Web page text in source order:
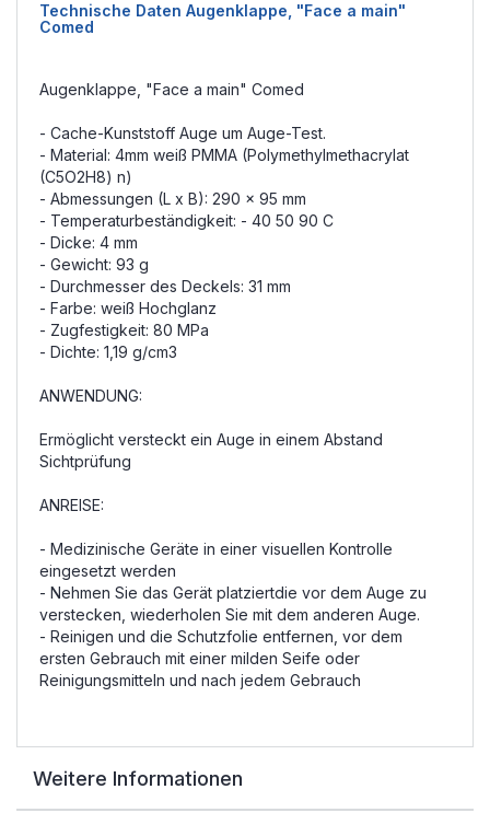
Technische Daten Augenklappe, "Face a main"
Comed
Augenklappe, "Face a main" Comed
- Cache-Kunststoff Auge um Auge-Test.
- Material: 4mm weiß PMMA (Polymethylmethacrylat
(C5O2H8) n)
- Abmessungen (L x B): 290 x 95 mm
- Temperaturbeständigkeit: - 40 50 90 C
- Dicke: 4 mm
- Gewicht: 93 g
- Durchmesser des Deckels: 31 mm
- Farbe: weiß Hochglanz
- Zugfestigkeit: 80 MPa
- Dichte: 1,19 g/cm3
ANWENDUNG:
Ermöglicht versteckt ein Auge in einem Abstand
Sichtprüfung
ANREISE:
- Medizinische Geräte in einer visuellen Kontrolle
eingesetzt werden
- Nehmen Sie das Gerät platziertdie vor dem Auge zu
verstecken, wiederholen Sie mit dem anderen Auge.
- Reinigen und die Schutzfolie entfernen, vor dem
ersten Gebrauch mit einer milden Seife oder
Reinigungsmitteln und nach jedem Gebrauch
Weitere Informationen